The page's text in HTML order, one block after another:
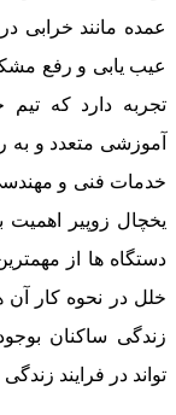
عمده مانند خرابی
عیب یابی و رفع
تجربه دارد که
آموزشی متعدد و به
خدمات فنی و
یخچال زوپیر
دستگاه ها از
خلل در نحوه کار آن
زندگی ساکنان
تواند در فرایند